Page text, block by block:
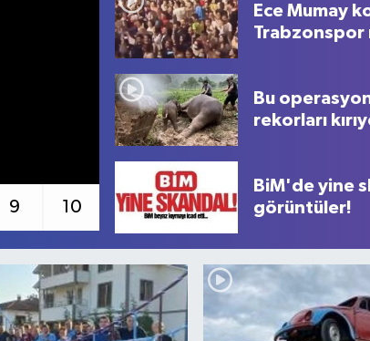
Müge Anlı'daki
Sinan S. gözaltında!
9 10
Ece Mumay
Trabzonspor
Bu
rekorları
BiM'de yine
görüntüler!